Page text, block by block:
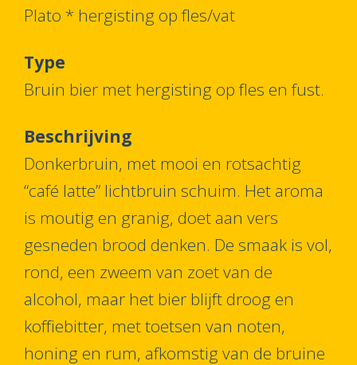
Plato * hergisting op fles/vat
Type
Bruin bier met hergisting op fles en fust.
Beschrijving
Donkerbruin, met mooi en rotsachtig
“café latte” lichtbruin schuim. Het aroma
is moutig en granig, doet aan vers
gesneden brood denken. De smaak is vol,
rond, een zweem van zoet van de
alcohol, maar het bier blijft droog en
koffiebitter, met toetsen van noten,
honing en rum, afkomstig van de bruine